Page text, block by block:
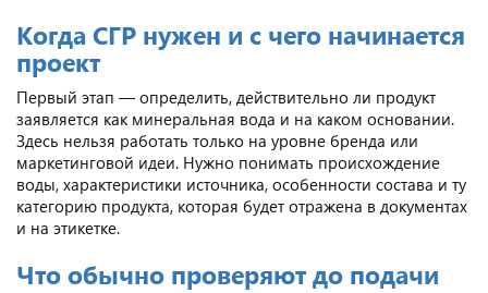
Когда СГР нужен и с чего начинается
проект
Первый этап — определить, действительно ли продукт
заявляется как минеральная вода и на каком основании.
Здесь нельзя работать только на уровне бренда или
маркетинговой идеи. Нужно понимать происхождение
воды, характеристики источника, особенности состава и ту
категорию продукта, которая будет отражена в документах
и на этикетке.
Что обычно проверяют до подачи